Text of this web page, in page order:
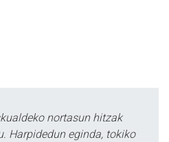
nortasun hitzak
Harpidedun eginda, tokiko